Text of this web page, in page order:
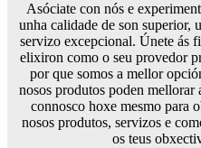
Asóciate con nós e
unha calidade de son superior,
servizo excepcional. Únete ás
elixiron como o seu provedor
por que somos a mellor
nosos produtos poden mellorar
connosco hoxe mesmo para
nosos produtos, servizos e
os teus